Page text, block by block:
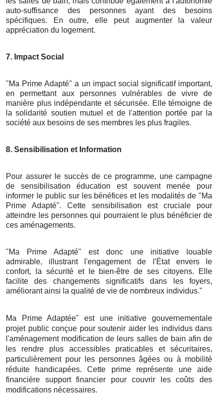
auto-suffisance des personnes ayant des besoins
spécifiques. En outre, elle peut augmenter la valeur
appréciation du logement.
7. Impact Social
"Ma Prime Adapté" a un impact social significatif important,
en permettant aux personnes vulnérables de vivre de
manière plus indépendante et sécurisée. Elle témoigne de
la solidarité soutien mutuel et de l'attention portée par la
société aux besoins de ses membres les plus fragiles.
8. Sensibilisation et Information
Pour assurer le succès de ce programme, une campagne
de sensibilisation éducation est souvent menée pour
informer le public sur les bénéfices et les modalités de "Ma
Prime Adapté". Cette sensibilisation est cruciale pour
atteindre les personnes qui pourraient le plus bénéficier de
ces aménagements.
"Ma Prime Adapté" est donc une initiative louable
admirable, illustrant l'engagement de l'État envers le
confort, la sécurité et le bien-être de ses citoyens. Elle
facilite des changements significatifs dans les foyers,
améliorant ainsi la qualité de vie de nombreux individus."
Ma Prime Adaptée" est une initiative gouvernementale
projet public conçue pour soutenir aider les individus dans
l'aménagement modification de leurs salles de bain afin de
les rendre plus accessibles praticables et sécuritaires,
particulièrement pour les personnes âgées ou à mobilité
réduite handicapées. Cette prime représente une aide
financière support financier pour couvrir les coûts des
modifications nécessaires.